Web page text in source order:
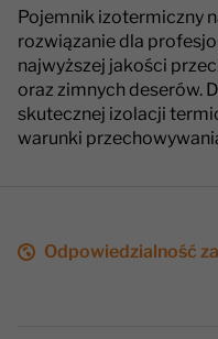
Pojemnik izotermiczny
rozwiązanie dla
najwyższej jakości
oraz zimnych deserów.
skutecznej izolacji
warunki
Odpowiedzialność